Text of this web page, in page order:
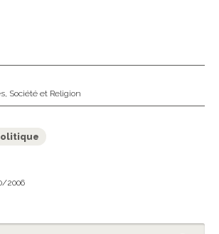
, Société et Religion
2006